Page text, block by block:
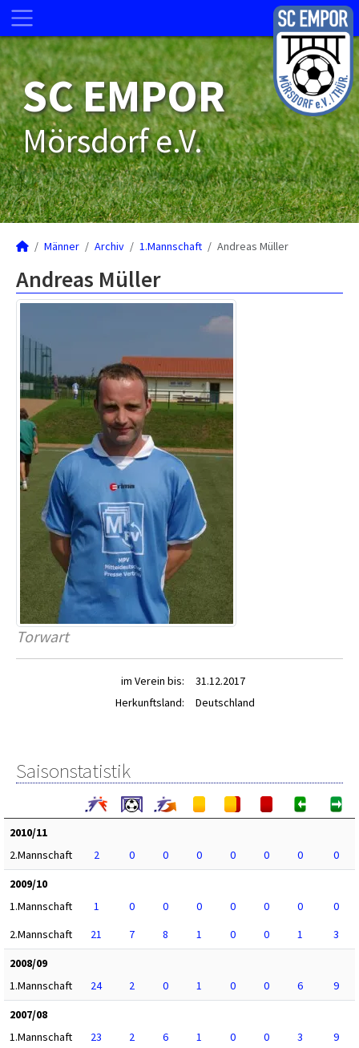
SC EMPOR
Mörsdorf e.V.
Männer Archiv 1.Mannschaft Andreas Müller
Andreas Müller
Torwart
im Verein bis:
31.12.2017
Herkunftsland:
Deutschland
Saisonstatistik
2010/11
2.Mannschaft
2 0 0 0 0 0 0
0
2009/10
1.Mannschaft
1 0 0 0 0 0 0
0
2.Mannschaft
21 7 8 1 0 0 1
3
2008/09
1.Mannschaft
24 2 0 1 0 0 6
9
2007/08
1.Mannschaft
23 2 6 1 0 0 3
9